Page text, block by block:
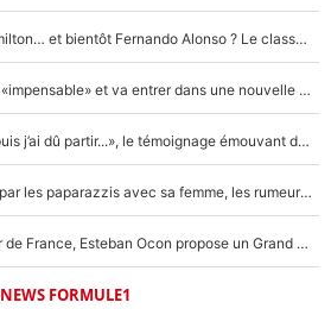
Max Verstappen, Lewis Hamilton… et bientôt Fernando Alonso ? Le classement des pilotes les mieux payés en Formule 1 risque de changer !
F1 - Alpine signe un accord «impensable» et va entrer dans une nouvelle dimension : Grande nouvelle pour Pierre Gasly !
F1 : « Je lui ai fait un câlin, puis j’ai dû partir...», le témoignage émouvant de Max Verstappen sur sa fille
F1 : Charles Leclerc surpris par les paparazzis avec sa femme, les rumeurs étaient vraies !
Comme pour le final du Tour de France, Esteban Ocon propose un Grand Prix de Formule 1 à Paris : «Autour de l’Arc de Triomphe, ce serait génial» !
NEWS FORMULE1